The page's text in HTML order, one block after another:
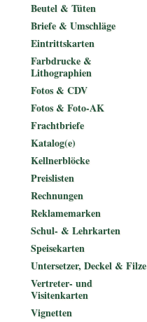
Beutel & Tüten
Briefe & Umschläge
Eintrittskarten
Farbdrucke &
Lithographien
Fotos & CDV
Fotos & Foto-AK
Frachtbriefe
Katalog(e)
Kellnerblöcke
Preislisten
Rechnungen
Reklamemarken
Schul- & Lehrkarten
Speisekarten
Untersetzer, Deckel & Filze
Vertreter- und
Visitenkarten
Vignetten